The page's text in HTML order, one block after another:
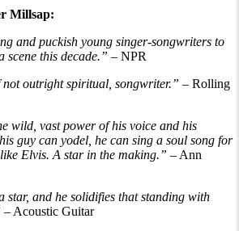
Millsap:
and puckish young singer-songwriters to
scene this decade.” – NPR
outright spiritual, songwriter.” – Rolling
wild, vast power of his voice and his
guy can yodel, he can sing a soul song for
Elvis. A star in the making.” – Ann
star, and he solidifies that standing with
– Acoustic Guitar